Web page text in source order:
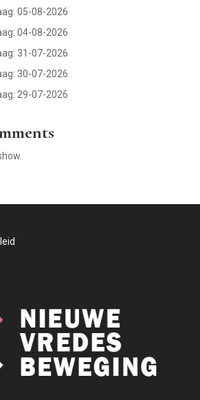
05-08-2026
04-08-2026
31-07-2026
30-07-2026
29-07-2026